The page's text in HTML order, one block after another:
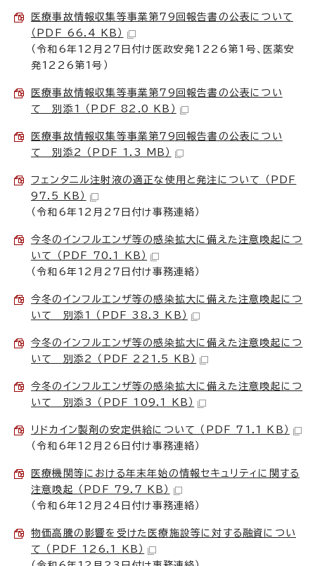
医療事故情報収集等事業第79回報告書の公表について
（PDF 66.4 KB）
（令和6年12月27日付け医政安発1226第1号、医薬安
発1226第1号）
医療事故情報収集等事業第79回報告書の公表につい
て 別添1 （PDF 82.0 KB）
医療事故情報収集等事業第79回報告書の公表につい
て 別添2 （PDF 1.3 MB）
フェンタニル注射液の適正な使用と発注について （PDF
97.5 KB）
（令和6年12月27日付け事務連絡）
今冬のインフルエンザ等の感染拡大に備えた注意喚起につ
いて （PDF 70.1 KB）
（令和6年12月27日付け事務連絡）
今冬のインフルエンザ等の感染拡大に備えた注意喚起につ
いて 別添1 （PDF 38.3 KB）
今冬のインフルエンザ等の感染拡大に備えた注意喚起につ
いて 別添2 （PDF 221.5 KB）
今冬のインフルエンザ等の感染拡大に備えた注意喚起につ
いて 別添3 （PDF 109.1 KB）
リドカイン製剤の安定供給について （PDF 71.1 KB）
（令和6年12月26日付け事務連絡）
医療機関等における年末年始の情報セキュリティに関する
注意喚起 （PDF 79.7 KB）
（令和6年12月24日付け事務連絡）
物価高騰の影響を受けた医療施設等に対する融資につい
て （PDF 126.1 KB）